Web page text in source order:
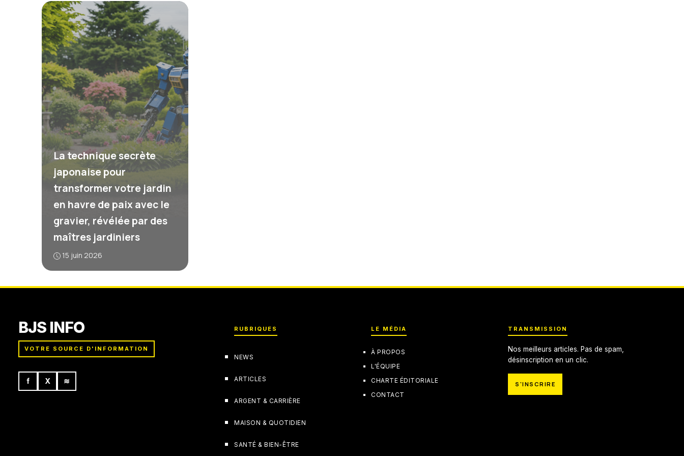
La technique secrète
japonaise pour
transformer votre jardin
en havre de paix avec le
gravier, révélée par des
maîtres jardiniers
15 juin 2026
BJS INFO
VOTRE SOURCE D'INFORMATION
f X ≋
RUBRIQUES
NEWS
ARTICLES
ARGENT & CARRIÈRE
MAISON & QUOTIDIEN
SANTÉ & BIEN-ÊTRE
LE MÉDIA
À PROPOS
L'ÉQUIPE
CHARTE ÉDITORIALE
CONTACT
TRANSMISSION
Nos meilleurs articles. Pas de spam,
désinscription en un clic.
S'INSCRIRE